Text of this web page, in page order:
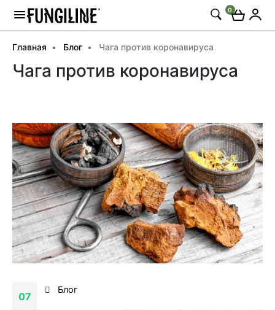
0
Главная Блог Чага против коронавируса
Чага против коронавируса
07
Блог